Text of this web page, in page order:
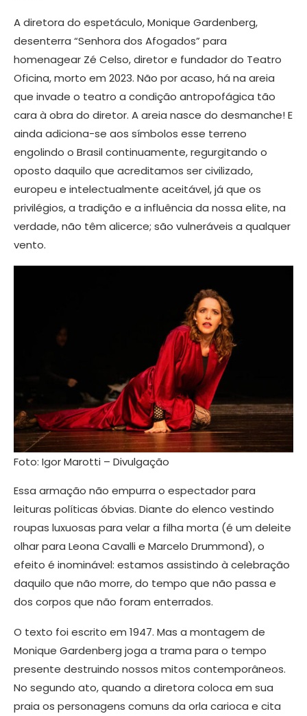
A diretora do espetáculo, Monique Gardenberg,
desenterra “Senhora dos Afogados” para
homenagear Zé Celso, diretor e fundador do Teatro
Oficina, morto em 2023. Não por acaso, há na areia
que invade o teatro a condição antropofágica tão
cara à obra do diretor. A areia nasce do desmanche! E
ainda adiciona-se aos símbolos esse terreno
engolindo o Brasil continuamente, regurgitando o
oposto daquilo que acreditamos ser civilizado,
europeu e intelectualmente aceitável, já que os
privilégios, a tradição e a influência da nossa elite, na
verdade, não têm alicerce; são vulneráveis a qualquer
vento.
Foto: Igor Marotti – Divulgação
Essa armação não empurra o espectador para
leituras políticas óbvias. Diante do elenco vestindo
roupas luxuosas para velar a filha morta (é um deleite
olhar para Leona Cavalli e Marcelo Drummond), o
efeito é inominável: estamos assistindo à celebração
daquilo que não morre, do tempo que não passa e
dos corpos que não foram enterrados.
O texto foi escrito em 1947. Mas a montagem de
Monique Gardenberg joga a trama para o tempo
presente destruindo nossos mitos contemporâneos.
No segundo ato, quando a diretora coloca em sua
praia os personagens comuns da orla carioca e cita